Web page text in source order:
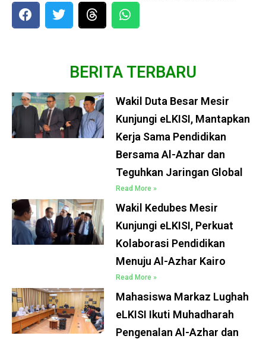
BERITA TERBARU
Wakil Duta Besar Mesir
Kunjungi eLKISI, Mantapkan
Kerja Sama Pendidikan
Bersama Al-Azhar dan
Teguhkan Jaringan Global
Read More »
Wakil Kedubes Mesir
Kunjungi eLKISI, Perkuat
Kolaborasi Pendidikan
Menuju Al-Azhar Kairo
Read More »
Mahasiswa Markaz Lughah
eLKISI Ikuti Muhadharah
Pengenalan Al-Azhar dan